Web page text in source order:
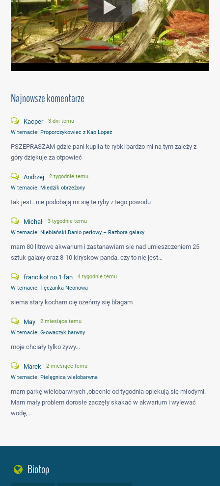
Najnowsze komentarze
Kacper
3 dni temu
W temacie: Proporczykowiec z Kap Lopez
PSZEPRASZAM gdzie pani kupiła te rybki bardzo mi na tym zależy z
góry dziękuje za otpowieć
Andrzej
2 tygodnie temu
W temacie: Miedzik obrzeżony
tak jest . nie podobają mi się te ryby z tego powodu
Michał
3 tygodnie temu
W temacie: Niebiański Danio perłowy – Razbora galaxy
mam 80 litrowe akwarium i zastanawiam sie nad umieszczeniem 25
sztuk galaxy oraz 8-10 kiryskow panda. czy to nie jest…
francikot no.1 fan
4 tygodnie temu
W temacie:Tęczanka Neonowa
siema stary kocham cię ożeńmy się błagam
May
2 miesiące temu
W temacie:Głowaczyk barwny
moje chciały tylko żywy...
Marek
2 miesiące temu
W temacie: Pielęgnica wielobarwna
mam parkę wielobarwnych ,obecnie od tygodnia opiekują się młodymi.
Mam mały problem dorosłe zaczęły skakać w akwarium i wylewać
wodę,…
Biotop